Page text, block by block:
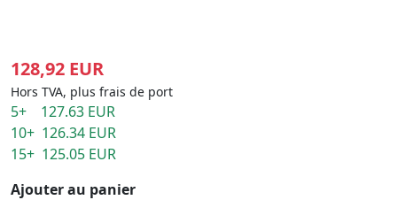
128,92 EUR
Hors TVA, plus frais de port
5+ 127.63 EUR
10+ 126.34 EUR
15+ 125.05 EUR
Ajouter au panier